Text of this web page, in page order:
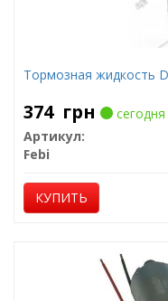
Тормозная жидкость
374 грн
сегодня
Артикул:
Febi
КУПИТЬ